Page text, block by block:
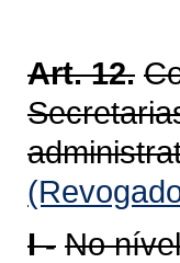
Art. 12.
I - No